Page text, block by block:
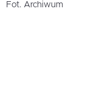
Fot. Archiwum